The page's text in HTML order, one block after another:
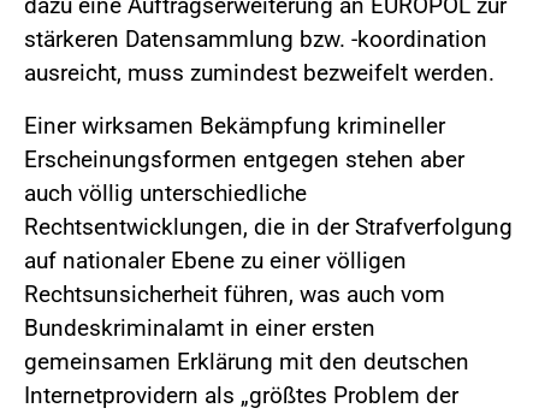
stärkeren Datensammlung bzw. -koordination
ausreicht, muss zumindest bezweifelt werden.
Einer wirksamen Bekämpfung krimineller
Erscheinungsformen entgegen stehen aber
auch völlig unterschiedliche
Rechtsentwicklungen, die in der Strafverfolgung
auf nationaler Ebene zu einer völligen
Rechtsunsicherheit führen, was auch vom
Bundeskriminalamt in einer ersten
gemeinsamen Erklärung mit den deutschen
Internetprovidern als „größtes Problem der